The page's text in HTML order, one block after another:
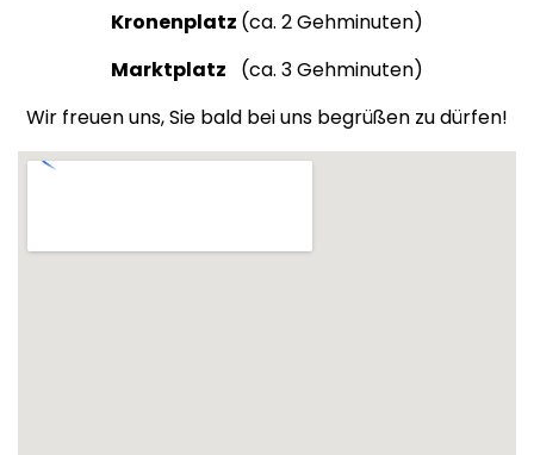
Kronenplatz (ca. 2 Gehminuten)
Marktplatz (ca. 3 Gehminuten)
Wir freuen uns, Sie bald bei uns begrüßen zu dürfen!